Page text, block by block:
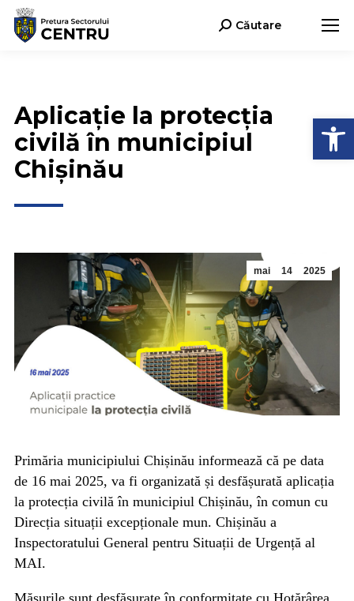
Search:Căutare
Aplicație la protecția
civilă în municipiul
Chișinău
mai 14 2025
Primăria municipiului Chișinău informează că pe data
de 16 mai 2025, va fi organizată și desfășurată aplicația
la protecția civilă în municipiul Chișinău, în comun cu
Direcția situații excepționale mun. Chișinău a
Inspectoratului General pentru Situații de Urgență al
MAI.